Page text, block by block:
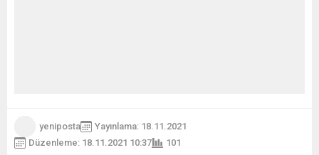
yeniposta
Yayınlama: 18.11.2021
Düzenleme: 18.11.2021 10:37
101